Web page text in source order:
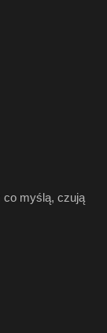
co myślą, czują